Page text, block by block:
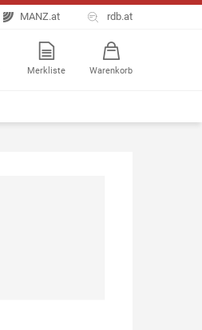
MANZ.at rdb.at
Merkliste Warenkorb